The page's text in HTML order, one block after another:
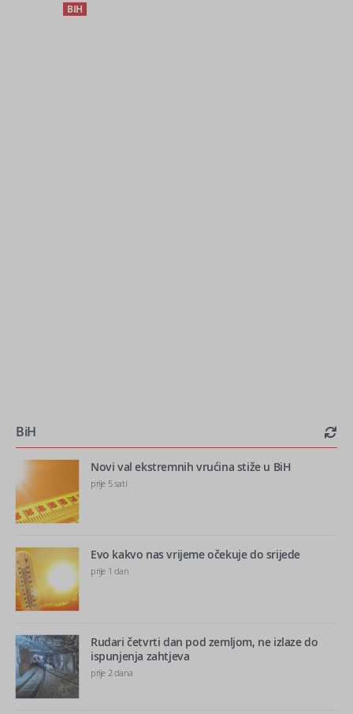
BIH
BiH
Novi val ekstremnih vrućina stiže u BiH
prije 5 sati
Evo kakvo nas vrijeme očekuje do srijede
prije 1 dan
Rudari četvrti dan pod zemljom, ne izlaze do
ispunjenja zahtjeva
prije 2 dana